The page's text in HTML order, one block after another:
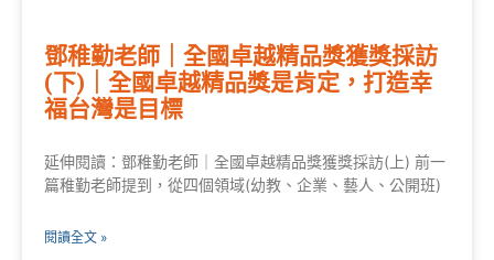
鄧稚勤老師｜全國卓越精品獎獲獎採訪
(下)｜全國卓越精品獎是肯定，打造幸
福台灣是目標
延伸閱讀：鄧稚勤老師｜全國卓越精品獎獲獎採訪(上) 前一
篇稚勤老師提到，從四個領域(幼教、企業、藝人、公開班)
閱讀全文 »